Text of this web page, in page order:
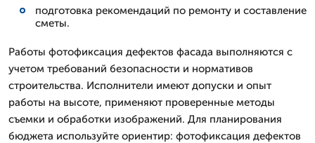
подготовка рекомендаций по ремонту и составление
сметы.
Работы фотофиксация дефектов фасада выполняются с
учетом требований безопасности и нормативов
строительства. Исполнители имеют допуски и опыт
работы на высоте, применяют проверенные методы
съемки и обработки изображений. Для планирования
бюджета используйте ориентир: фотофиксация дефектов